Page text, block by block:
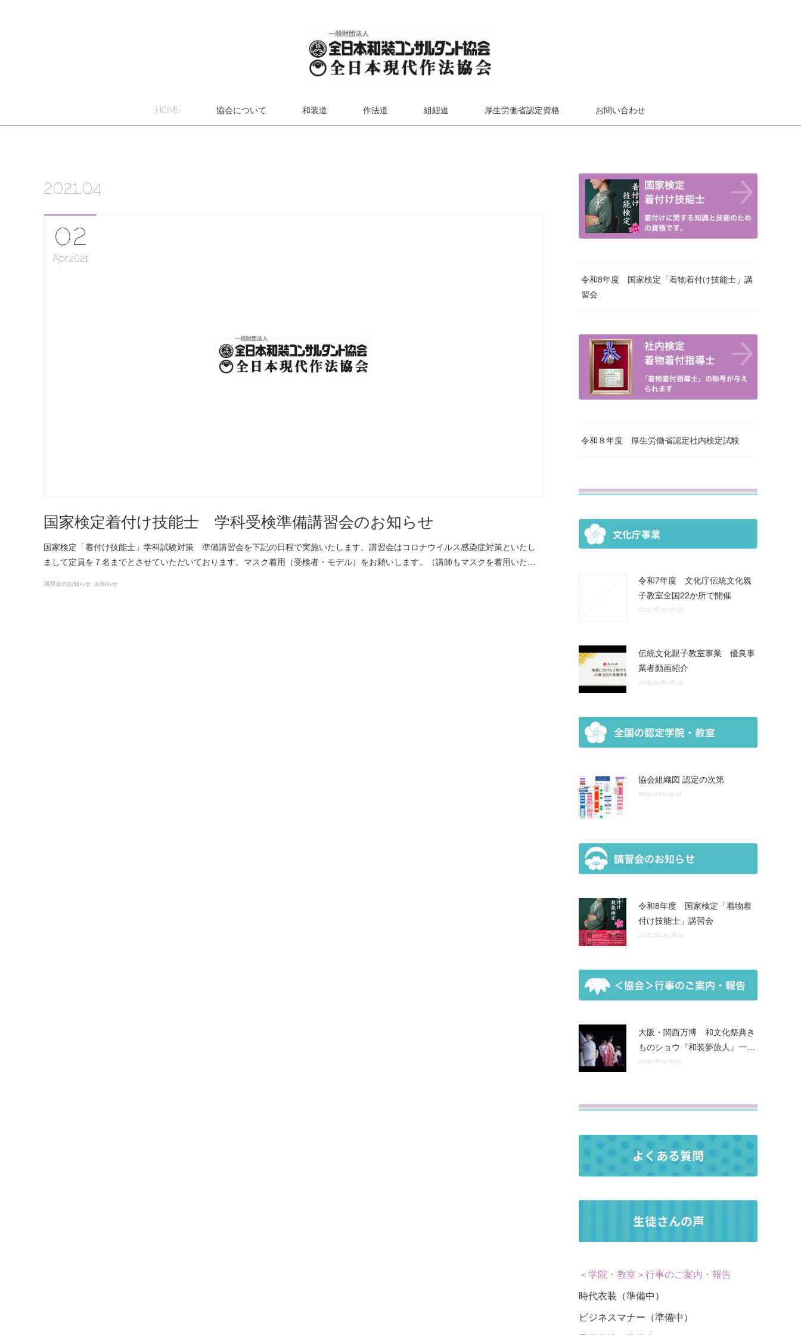
HOME 協会について 和装道 作法道 組紐道 厚生労働省認定資格 お問い合わせ
2021.04
国家検定着付け技能士 学科受検準備講習会のお知らせ
国家検定「着付け技能士」学科試験対策 準備講習会を下記の日程で実施いたします。講習会はコロナウイルス感染症対策といたし
まして定員を７名までとさせていただいております。マスク着用（受検者・モデル）をお願いします。（講師もマスクを着用いた…
02
Apr 2021
講習会のお知らせ お知らせ
令和8年度 国家検定「着物着付け技能士」講
習会
令和８年度 厚生労働省認定社内検定試験
令和7年度 文化庁伝統文化親
子教室全国22か所で開催
2025.06.05 00:33
伝統文化親子教室事業 優良事
業者動画紹介
2025.05.26 06:05
協会組織図 認定の次第
2015.10.03 09:34
令和8年度 国家検定「着物着
付け技能士」講習会
2026.08.05 06:30
大阪・関西万博 和文化祭典き
ものショウ『和装夢旅人』一…
2025.08.25 00:51
＜学院・教室＞行事のご案内・報告
時代衣装（準備中）
ビジネスマナー（準備中）